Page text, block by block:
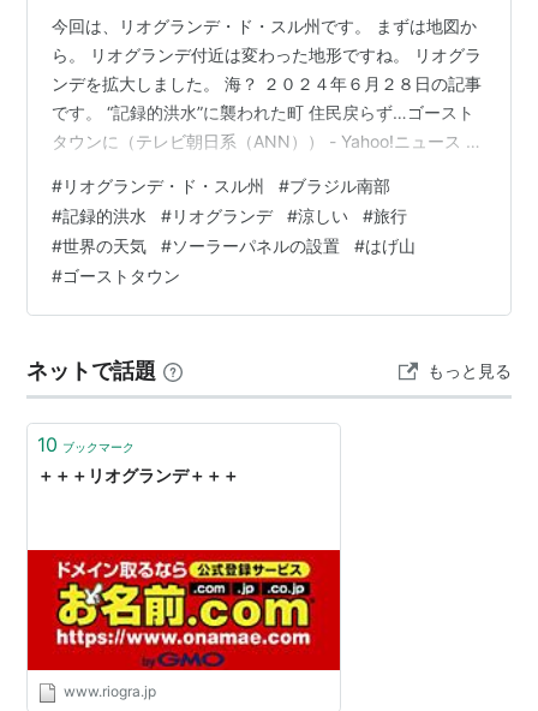
今回は、リオグランデ・ド・スル州です。 まずは地図か
ら。 リオグランデ付近は変わった地形ですね。 リオグラ
ンデを拡大しました。 海？ ２０２４年６月２８日の記事
です。 “記録的洪水”に襲われた町 住民戻らず…ゴースト
タウンに（テレビ朝日系（ANN）） - Yahoo!ニュース ２
たようです。 森林伐採なんかが影響してるのかな？ 日本
でもソーラーパネル設置で木を伐りますが、 気候が変動
してるから何が起こるか分からないよね。 そこら中に地
滑りで、はげ山ができそう。 それでは天気です。 リオグ
ランデの明日の天気は、 所により晴れ 最高気温１７℃
#リオグランデ・ド・スル州 #ブラジル南部
#記録的洪水 #リオグランデ #涼しい #旅行
#世界の天気 #ソーラーパネルの設置 #はげ山
#ゴーストタウン
ネットで話題 もっと見る
10 ブックマーク
＋＋＋リオグランデ＋＋＋
www.riogra.jp